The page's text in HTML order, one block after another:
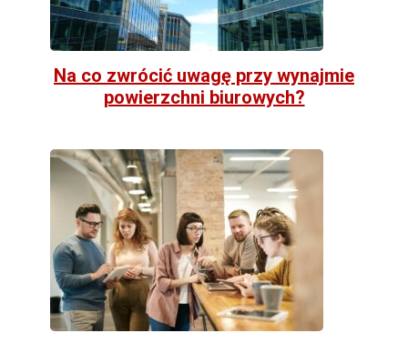
Na co zwrócić uwagę przy wynajmie
powierzchni biurowych?